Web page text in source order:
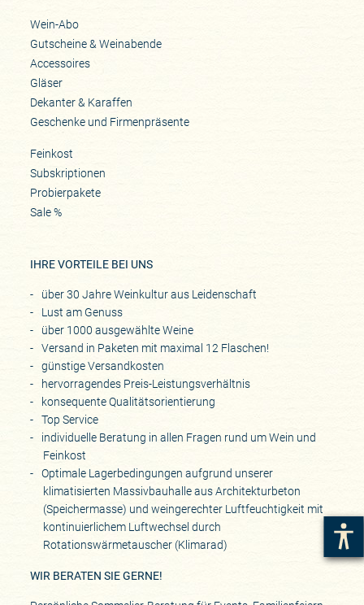
Wein-Abo
Gutscheine & Weinabende
Accessoires
Gläser
Dekanter & Karaffen
Geschenke und Firmenpräsente
Feinkost
Subskriptionen
Probierpakete
Sale %
IHRE VORTEILE BEI UNS
über 30 Jahre Weinkultur aus Leidenschaft
Lust am Genuss
über 1000 ausgewählte Weine
Versand in Paketen mit maximal 12 Flaschen!
günstige Versandkosten
hervorragendes Preis-Leistungsverhältnis
konsequente Qualitätsorientierung
Top Service
individuelle Beratung in allen Fragen rund um Wein und
Feinkost
Optimale Lagerbedingungen aufgrund unserer
klimatisierten Massivbauhalle aus Architekturbeton
(Speichermasse) und weingerechter Luftfeuchtigkeit mit
kontinuierlichem Luftwechsel durch
Rotationswärmetauscher (Klimarad)
WIR BERATEN SIE GERNE!